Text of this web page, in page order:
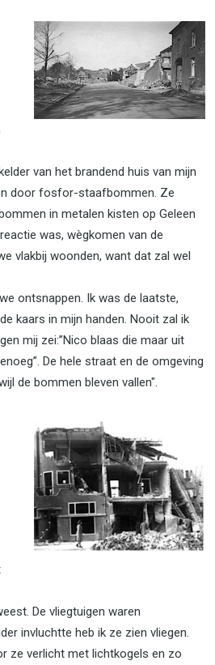
van het brandend huis van mijn
door fosfor-staafbommen. Ze
in metalen kisten op Geleen
was, wègkomen van de
vlakbij woonden, want dat zal wel
ontsnappen. Ik was de laatste,
kaars in mijn handen. Nooit zal ik
mij zei:”Nico blaas die maar uit
De hele straat en de omgeving
de bommen bleven vallen".
De vliegtuigen waren
invluchtte heb ik ze zien vliegen.
ze verlicht met lichtkogels en zo